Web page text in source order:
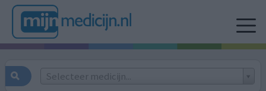
Selecteer medicijn...